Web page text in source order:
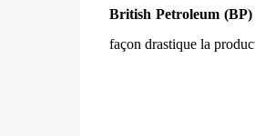
British Petroleum (BP)
façon drastique la